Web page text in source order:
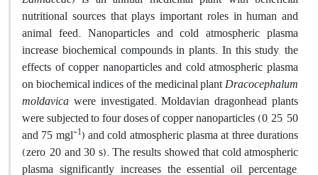
nutritional sources that plays important roles in human and
animal feed. Nanoparticles and cold atmospheric plasma
increase biochemical compounds in plants. In this study, the
effects of copper nanoparticles and cold atmospheric plasma
on biochemical indices of the medicinal plantDracocephalum
moldavica were investigated.Moldavian dragonhead plants
were subjected to four doses of copper nanoparticles (0, 25, 50
and 75 mgl-1) and cold atmospheric plasma at three durations
(zero, 20 and 30 s). The results showed that cold atmospheric
plasma significantly increases the essential oil percentage,